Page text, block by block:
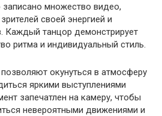
множество видео,
своей энергией и
Каждый танцор демонстрирует
ритма и индивидуальный стиль.
окунуться в атмосферу
яркими выступлениями
запечатлен на камеру, чтобы
невероятными движениями и